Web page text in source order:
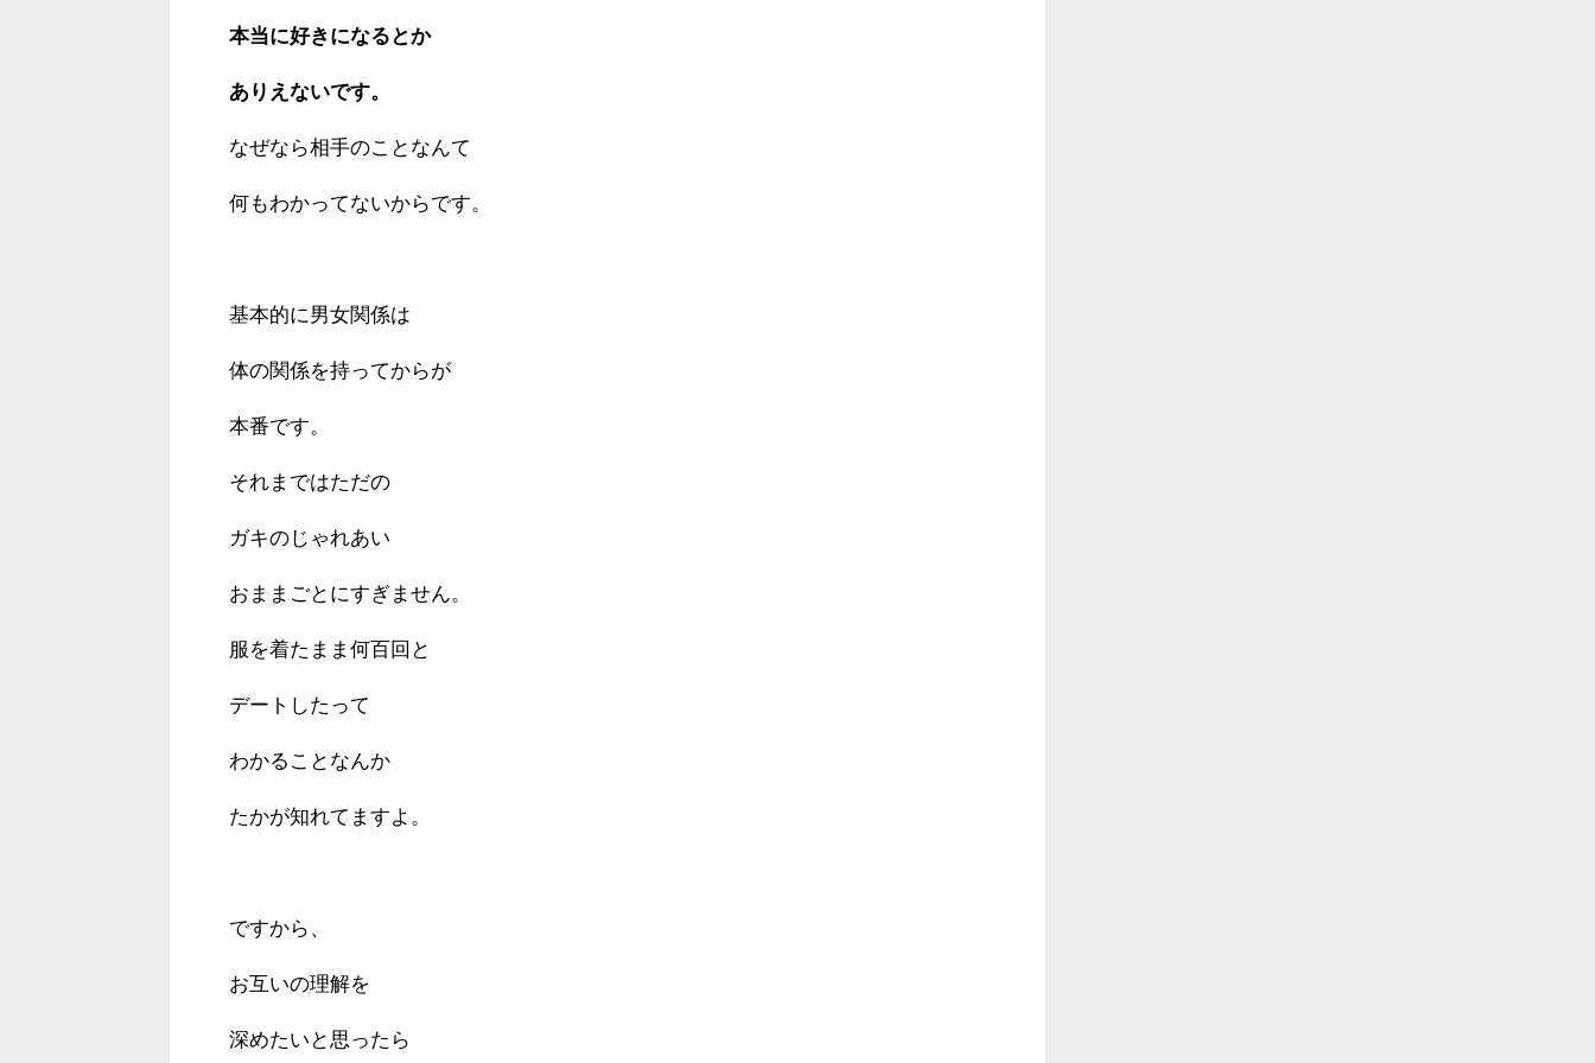
本当に好きになるとか
ありえないです。
なぜなら相手のことなんて
何もわかってないからです。
基本的に男女関係は
体の関係を持ってからが
本番です。
それまではただの
ガキのじゃれあい
おままごとにすぎません。
服を着たまま何百回と
デートしたって
わかることなんか
たかが知れてますよ。
ですから、
お互いの理解を
深めたいと思ったら